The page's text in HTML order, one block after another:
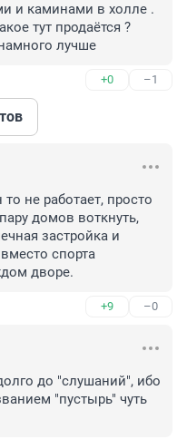
и каминами в холле .
тут продаётся ?
лучше
+0 –1
не работает, просто
домов воткнуть,
застройка и
спорта
дворе.
+9 –0
до "слушаний", ибо
"пустырь" чуть